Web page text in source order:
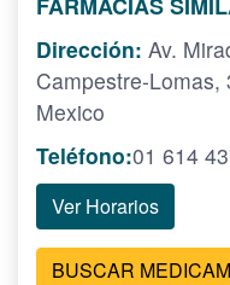
Dirección: Av.
Campestre-Lomas,
Mexico
Teléfono:01 614
Ver Horarios
BUSCAR